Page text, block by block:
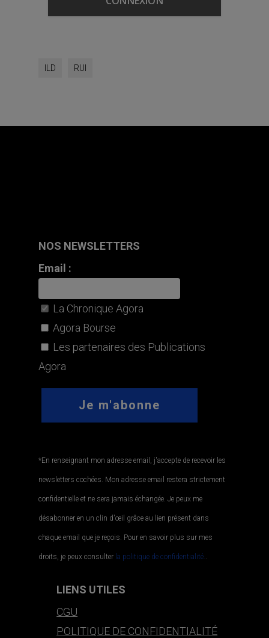
ILD RUI
NOS NEWSLETTERS
Email :
La Chronique Agora
Agora Bourse
Les partenaires des Publications
Agora
*En renseignant mon adresse email, j'accepte de recevoir les
newsletters cochées. Mon adresse email restera strictement
confidentielle et ne sera jamais échangée. Je peux me
désabonner en un clin d'œil grâce au lien présent dans
chaque email que je reçois. Pour en savoir plus sur mes
droits, je peux consulter la politique de confidentialité..
LIENS UTILES
CGU
POLITIQUE DE CONFIDENTIALITÉ